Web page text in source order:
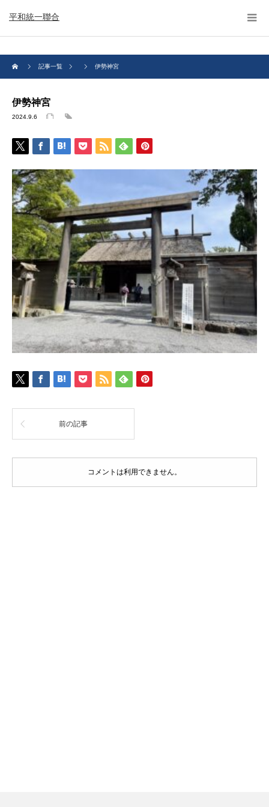
平和統一聯合
記事一覧 伊勢神宮
伊勢神宮
2024.9.6
前の記事
コメントは利用できません。